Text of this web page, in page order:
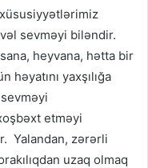
sevməyi biləndir.
heyvana, hətta bir
yaxşılığa
etməyi
Yalandan, zərərli
uzaq olmaq